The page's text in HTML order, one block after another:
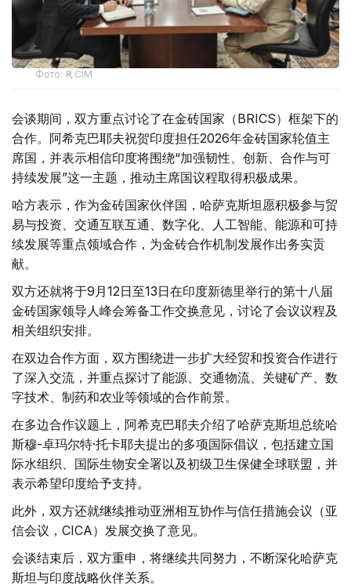
Фото: ҚР СІМ
会谈期间，双方重点讨论了在金砖国家（BRICS）框架下的
合作。阿希克巴耶夫祝贺印度担任2026年金砖国家轮值主
席国，并表示相信印度将围绕“加强韧性、创新、合作与可
持续发展”这一主题，推动主席国议程取得积极成果。
哈方表示，作为金砖国家伙伴国，哈萨克斯坦愿积极参与贸
易与投资、交通互联互通、数字化、人工智能、能源和可持
续发展等重点领域合作，为金砖合作机制发展作出务实贡
献。
双方还就将于9月12日至13日在印度新德里举行的第十八届
金砖国家领导人峰会筹备工作交换意见，讨论了会议议程及
相关组织安排。
在双边合作方面，双方围绕进一步扩大经贸和投资合作进行
了深入交流，并重点探讨了能源、交通物流、关键矿产、数
字技术、制药和农业等领域的合作前景。
在多边合作议题上，阿希克巴耶夫介绍了哈萨克斯坦总统哈
斯穆-卓玛尔特·托卡耶夫提出的多项国际倡议，包括建立国
际水组织、国际生物安全署以及初级卫生保健全球联盟，并
表示希望印度给予支持。
此外，双方还就继续推动亚洲相互协作与信任措施会议（亚
信会议，CICA）发展交换了意见。
会谈结束后，双方重申，将继续共同努力，不断深化哈萨克
斯坦与印度战略伙伴关系。